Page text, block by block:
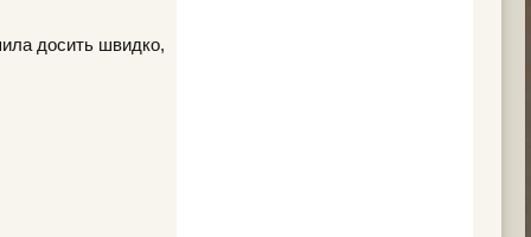
досить швидко,